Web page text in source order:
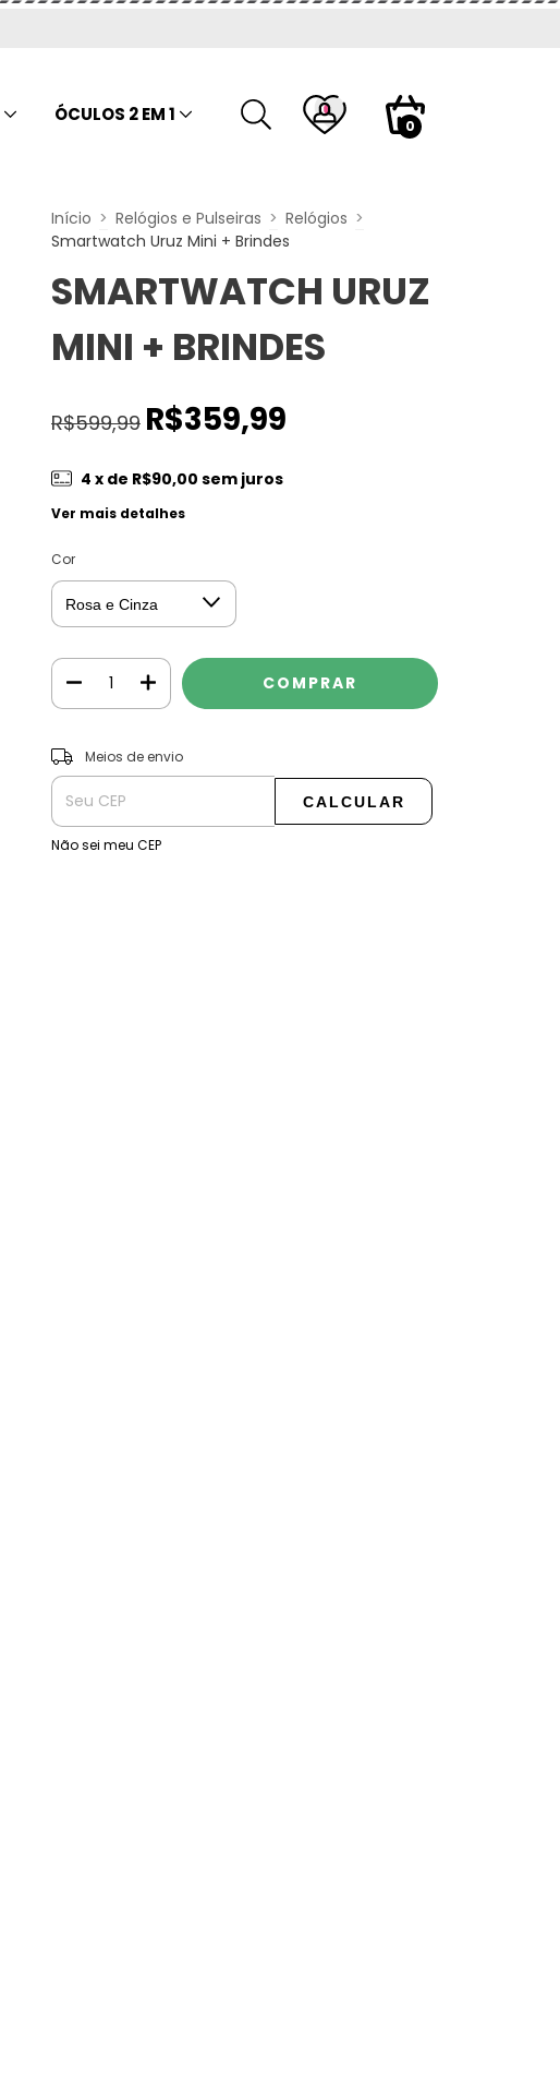
ÓCULOS 2 EM 1
0
Início > Relógios e Pulseiras > Relógios >
Smartwatch Uruz Mini + Brindes
SMARTWATCH URUZ
MINI + BRINDES
R$599,99 R$359,99
4 x de R$90,00 sem juros
Ver mais detalhes
Cor
Entregas para o CEP:
Meios de envio
CALCULAR
Não sei meu CEP